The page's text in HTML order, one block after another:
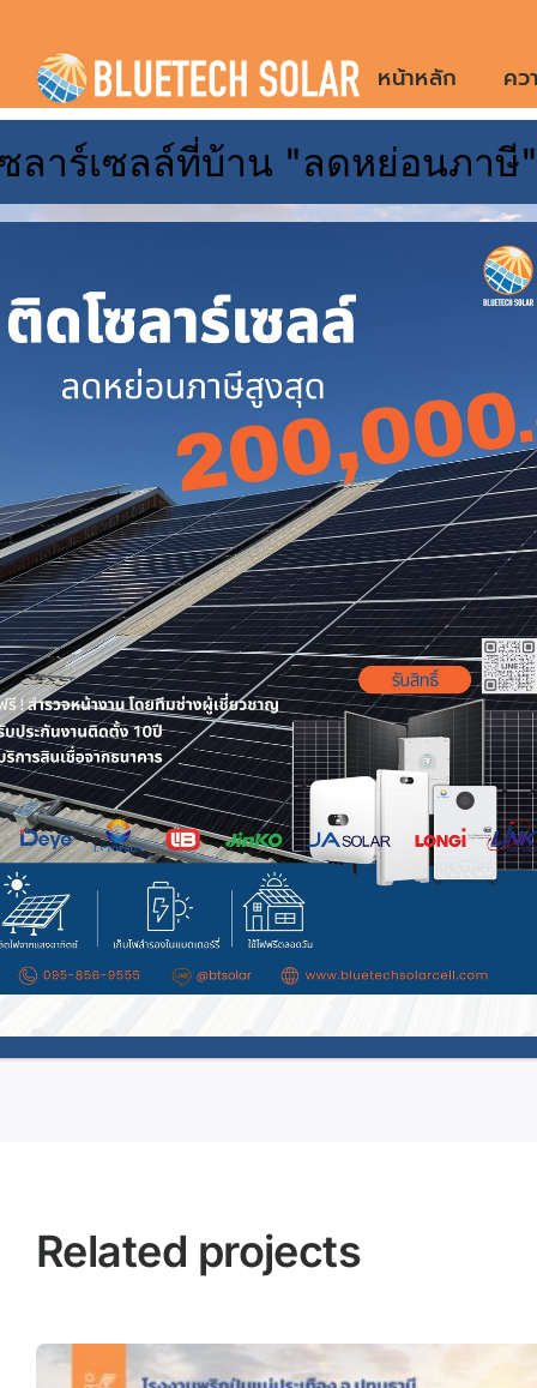
content
หน้าหลัก คว
ผลงาน
Categories: ติดตั้ง Solar Rooftop
Tags: ติดตั้ง Solar Cell, ติดตั้ง Solar Rooftop
รูฟท็อป,ติดตั้งโซล่าเซลล์,ติดโซล่าเซลล์,ติดโซล่าเซลล์ ธุรกิจ,
Related projects
ลาร์เซลล์ที่บ้าน "ลดหย่อนภาษี